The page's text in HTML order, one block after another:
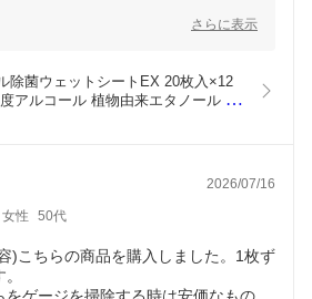
用としてご愛用いただき、「高濃度で安心
り、お客様に安心してお使いいただける
努めてまいります。
さらに表示
除菌ウェットシートEX 20枚入×12
アルコール 植物由来エタノール 携
2026/07/16
女性 50代
)こちらの商品を購入しました。1枚ず
ゲージを掃除する時は安価なもので